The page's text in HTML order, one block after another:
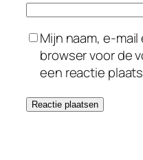
Mijn naam, e-
browser voor de
een reactie